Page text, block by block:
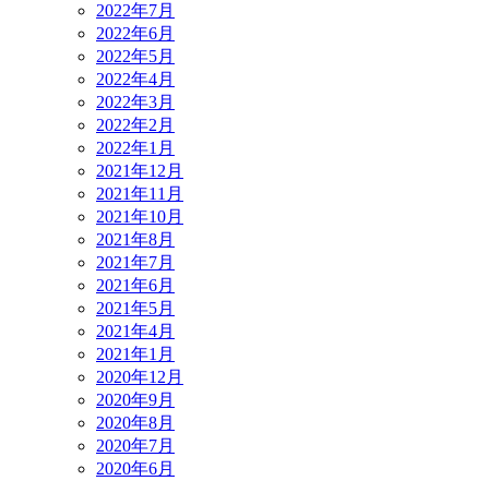
2022年7月
2022年6月
2022年5月
2022年4月
2022年3月
2022年2月
2022年1月
2021年12月
2021年11月
2021年10月
2021年8月
2021年7月
2021年6月
2021年5月
2021年4月
2021年1月
2020年12月
2020年9月
2020年8月
2020年7月
2020年6月